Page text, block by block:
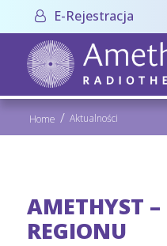
E-Rejestracja
Home / Aktualności
AMETHYST
REGIONU